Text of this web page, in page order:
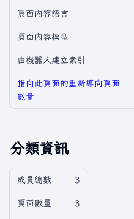
頁面內容語言
頁面內容模型
由機器人建立索引
指向此頁面的重新導向頁面
數量
分類資訊
成員總數 3
頁面數量 3